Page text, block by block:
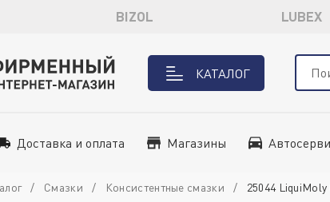
BIZOL LUBEX
КАТАЛОГ
Доставка и оплата Магазины
Смазки Консистентные смазки 25044